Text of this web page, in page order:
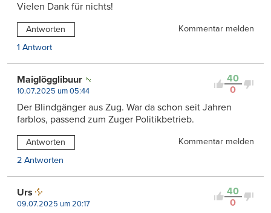
Vielen Dank für nichts!
Antworten
Kommentar melden
1 Antwort
40
0
Maiglögglibuur
10.07.2025 um 05:44
Der Blindgänger aus Zug. War da schon seit Jahren
farblos, passend zum Zuger Politikbetrieb.
Antworten
Kommentar melden
2 Antworten
40
0
Urs
09.07.2025 um 20:17